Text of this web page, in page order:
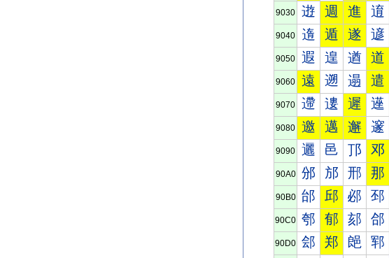
9030 逰 週 進 逳
9040 遀 遁 遂 遃
9050 遐 遑 遒 道
9060 遠 遡 遢 遣
9070 遰 遱 遲 遳
9080 邀 邁 邂 邃
9090 邐 邑 邒 邓
90A0 邠 邡 邢 那
90B0 邰 邱 邲 邳
90C0 郀 郁 郂 郃
90D0 郐 郑 郒 郓